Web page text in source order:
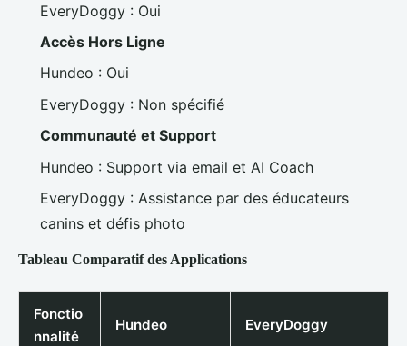
EveryDoggy : Oui
Accès Hors Ligne
Hundeo : Oui
EveryDoggy : Non spécifié
Communauté et Support
Hundeo : Support via email et AI Coach
EveryDoggy : Assistance par des éducateurs
canins et défis photo
Tableau Comparatif des Applications
Fonctio
nnalité
Hundeo EveryDoggy